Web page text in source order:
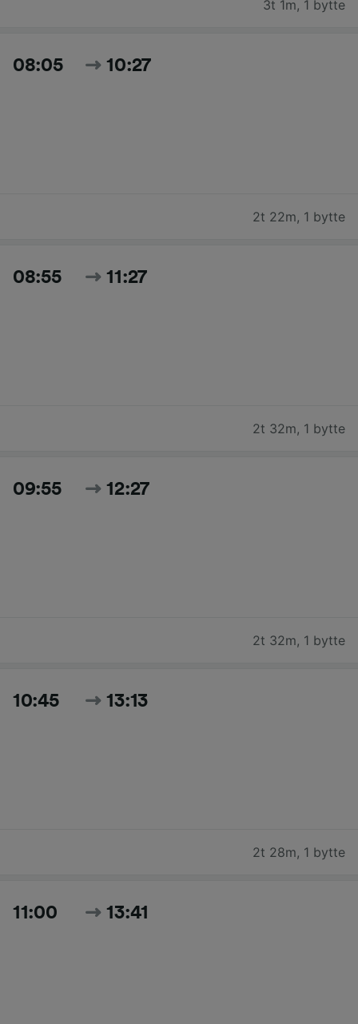
3t 1m, 1 bytte
08:05 10:27
2t 22m, 1 bytte
08:55 11:27
2t 32m, 1 bytte
09:55 12:27
2t 32m, 1 bytte
10:45 13:13
2t 28m, 1 bytte
11:00 13:41